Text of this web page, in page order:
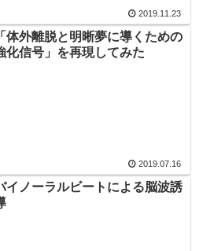
2019.11.23
「体外離脱と明晰夢に導くための
化信号」を再現してみた
2019.07.16
イノーラルビートによる脳波誘